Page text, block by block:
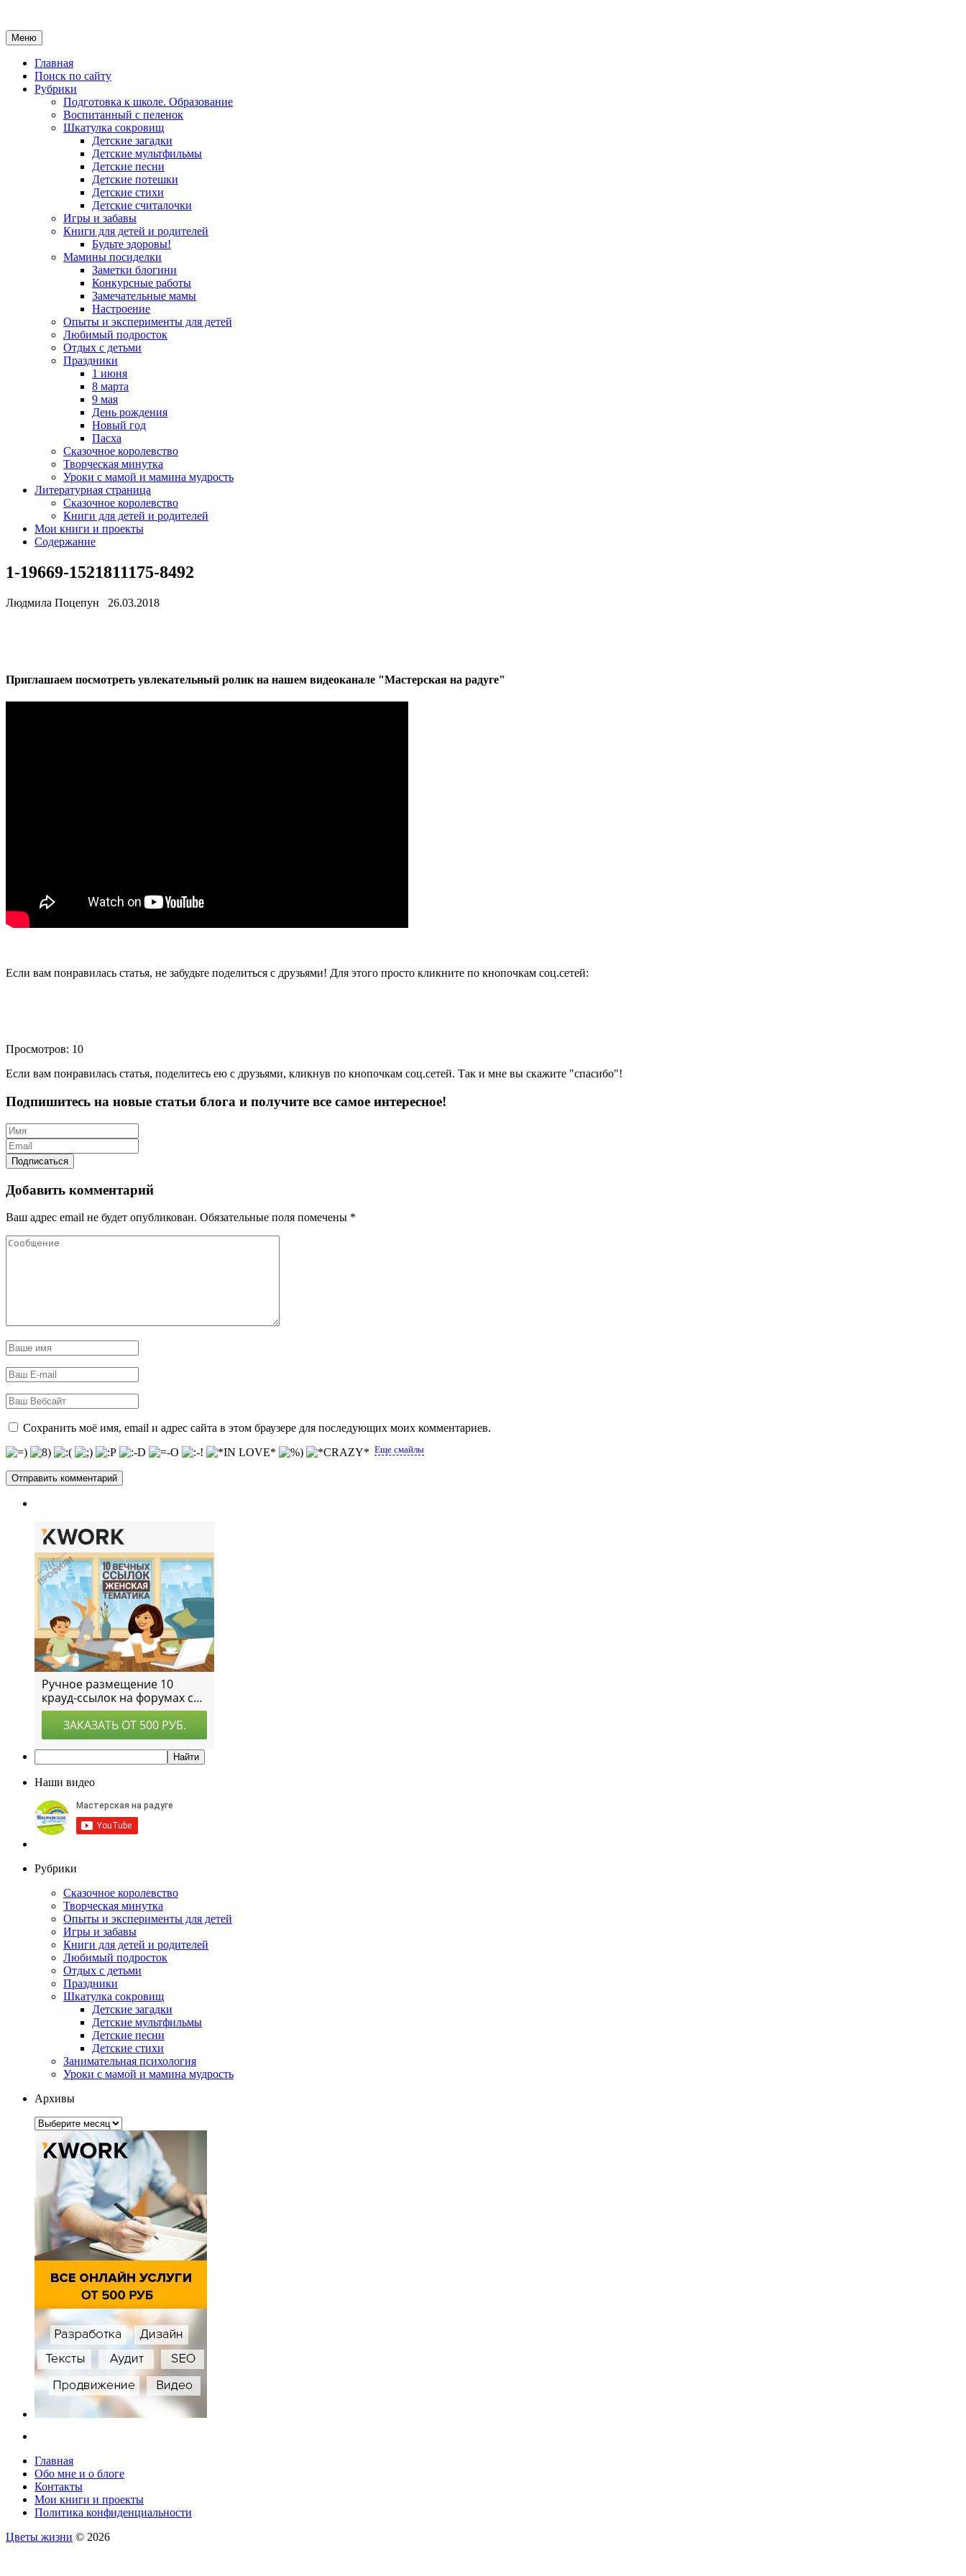
Меню
Главная
Поиск по сайту
Рубрики
Подготовка к школе. Образование
Воспитанный с пеленок
Шкатулка сокровищ
Детские загадки
Детские мультфильмы
Детские песни
Детские потешки
Детские стихи
Детские считалочки
Игры и забавы
Книги для детей и родителей
Будьте здоровы!
Мамины посиделки
Заметки блогини
Конкурсные работы
Замечательные мамы
Настроение
Опыты и эксперименты для детей
Любимый подросток
Отдых с детьми
Праздники
1 июня
8 марта
9 мая
День рождения
Новый год
Пасха
Сказочное королевство
Творческая минутка
Уроки с мамой и мамина мудрость
Литературная страница
Сказочное королевство
Книги для детей и родителей
Мои книги и проекты
Содержание
1-19669-1521811175-8492
Людмила Поцепун 26.03.2018
Приглашаем посмотреть увлекательный ролик на нашем видеоканале "Мастерская на радуге"
Если вам понравилась статья, не забудьте поделиться с друзьями! Для этого просто кликните по кнопочкам соц.сетей:
Просмотров: 10
Если вам понравилась статья, поделитесь ею с друзьями, кликнув по кнопочкам соц.сетей. Так и мне вы скажите "спасибо"!
Подпишитесь на новые статьи блога и получите все самое интересное!
Добавить комментарий
Ваш адрес email не будет опубликован. Обязательные поля помечены *
Сохранить моё имя, email и адрес сайта в этом браузере для последующих моих комментариев.
Еще смайлы
Наши видео
Рубрики
Сказочное королевство
Творческая минутка
Опыты и эксперименты для детей
Игры и забавы
Книги для детей и родителей
Любимый подросток
Отдых с детьми
Праздники
Шкатулка сокровищ
Детские загадки
Детские мультфильмы
Детские песни
Детские стихи
Занимательная психология
Уроки с мамой и мамина мудрость
Архивы
Архивы
Главная
Обо мне и о блоге
Контакты
Мои книги и проекты
Политика конфиденциальности
Цветы жизни © 2026